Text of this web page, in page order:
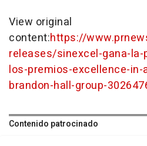
View original
content:https://
releases/sinexcel-gana-
los-premios-excellence-
brandon-hall-group-
Contenido patrocinado